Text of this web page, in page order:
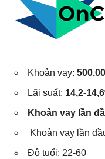
Khoản vay:
Lãi suất: 14,2-
Khoản vay lần
Khoản vay lần
Độ tuổi: 22-60